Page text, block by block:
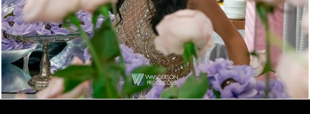
376 0